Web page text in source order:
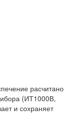
расчитано
(ИТ1000В,
и сохраняет